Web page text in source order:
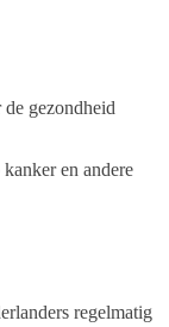
gezondheid
en andere
regelmatig